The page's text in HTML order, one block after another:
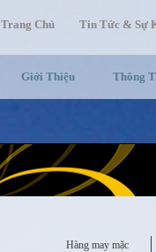
Trang Chủ Tin Tức & Sự
Giới Thiệu Thông
Hàng may mặc